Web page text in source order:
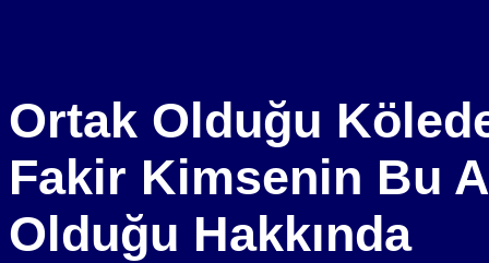
Ortak Olduğu
Fakir Kimsenin Bu
Olduğu Hakkında